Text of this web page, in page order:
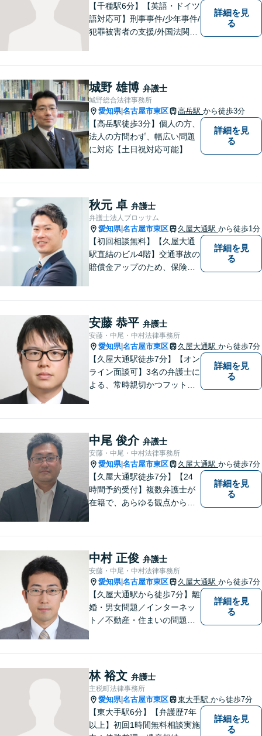
【千種駅6分】【英語・ドイツ
語対応可】刑事事件/少年事件/
犯罪被害者の支援/外国法関連/
ち、希望、考え方を尊重し、
迅速に問題を解決することを
心がけております。
詳細を見
る
城野 雄博 弁護士
城野総合法律事務所
愛知県|名古屋市東区 高岳駅 から徒歩3分
【高岳駅徒歩3分】個人の方、
法人の方問わず、幅広い問題
に対応【土日祝対応可能】
詳細を見
る
秋元 卓 弁護士
弁護士法人ブロッサム
愛知県|名古屋市東区 久屋大通駅 から徒歩1分
【初回相談無料】【久屋大通
駅直結のビル4階】交通事故の
賠償金アップのため、保険会
営判断ができるよう、法的側
面からバックアップします
【電話相談可】【オンライン
面談対応】
詳細を見
る
安藤 恭平 弁護士
安藤・中尾・中村法律事務所
愛知県|名古屋市東区 久屋大通駅 から徒歩7分
【久屋大通駅徒歩7分】【オン
ライン面談可】3名の弁護士に
よる、常時親切かつフットワ
隣接士業や不動産会社との緊
密な連携を実現！【初回相談
無料】
詳細を見
る
中尾 俊介 弁護士
安藤・中尾・中村法律事務所
愛知県|名古屋市東区 久屋大通駅 から徒歩7分
【久屋大通駅徒歩7分】【24
時間予約受付】複数弁護士が
在籍で、あらゆる観点から丁
は、一度ご相談ください。
【当日・休日・夜間相談可】
詳細を見
る
中村 正俊 弁護士
安藤・中尾・中村法律事務所
愛知県|名古屋市東区 久屋大通駅 から徒歩7分
【久屋大通駅から徒歩7分】離
婚・男女問題／インターネッ
ト／不動産・住まいの問題に
をもとに柔軟に対応いたしま
す。まずはご相談ください。
【土日祝、夜間の相談可】
詳細を見
る
林 裕文 弁護士
主税町法律事務所
愛知県|名古屋市東区 東大手駅 から徒歩7分
【東大手駅6分】【弁護歴7年
以上】初回1時間無料相談実施
詳細を見
る